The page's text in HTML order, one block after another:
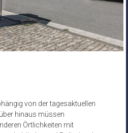
von der tagesaktuellen
hinaus müssen
Örtlichkeiten mit